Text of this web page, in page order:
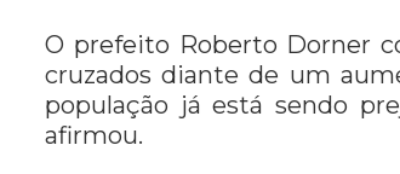
O prefeito Roberto Dorner
cruzados diante de um
população já está sendo
afirmou.